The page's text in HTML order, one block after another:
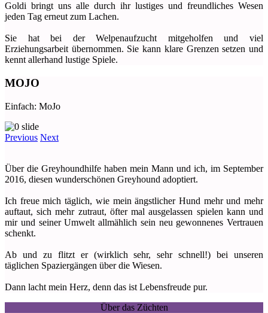
Goldi bringt uns alle durch ihr lustiges und freundliches Wesen
jeden Tag erneut zum Lachen.
Sie hat bei der Welpenaufzucht mitgeholfen und viel
Erziehungsarbeit übernommen. Sie kann klare Grenzen setzen und
kennt allerhand lustige Spiele.
MOJO
Einfach: MoJo
Previous Next
Über die Greyhoundhilfe haben mein Mann und ich, im September
2016, diesen wunderschönen Greyhound adoptiert.
Ich freue mich täglich, wie mein ängstlicher Hund mehr und mehr
auftaut, sich mehr zutraut, öfter mal ausgelassen spielen kann und
mir und seiner Umwelt allmählich sein neu gewonnenes Vertrauen
schenkt.
Ab und zu flitzt er (wirklich sehr, sehr schnell!) bei unseren
täglichen Spaziergängen über die Wiesen.
Dann lacht mein Herz, denn das ist Lebensfreude pur.
Über das Züchten